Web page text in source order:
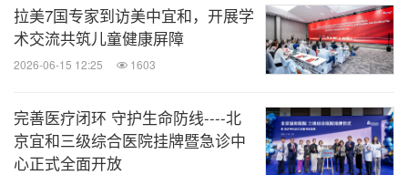
打造极致便捷支付体验
宜和医院现已与国内外近百家主流保险公司及保险医
疗服务商达成合作，同时对接医保系统，为患者提供
高效、方便的直接赔付服务，无需繁琐手续，让支付
拉美7国专家到访美中宜和，开展学
术交流共筑儿童健康屏障
2026-06-15 12:25 1603
完善医疗闭环 守护生命防线----北
京宜和三级综合医院挂牌暨急诊中
心正式全面开放